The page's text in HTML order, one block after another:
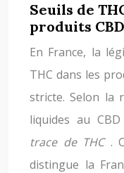
Seuils de
produits
En France, la
THC dans les
stricte. Selon la
liquides au
trace de THC .
distingue la